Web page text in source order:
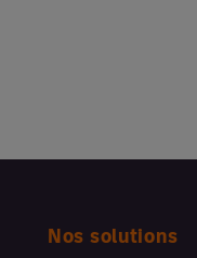
Nos solutions